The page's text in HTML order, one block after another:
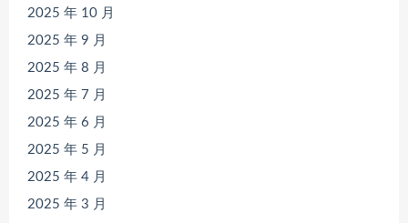
2025 年 10 月
2025 年 9 月
2025 年 8 月
2025 年 7 月
2025 年 6 月
2025 年 5 月
2025 年 4 月
2025 年 3 月